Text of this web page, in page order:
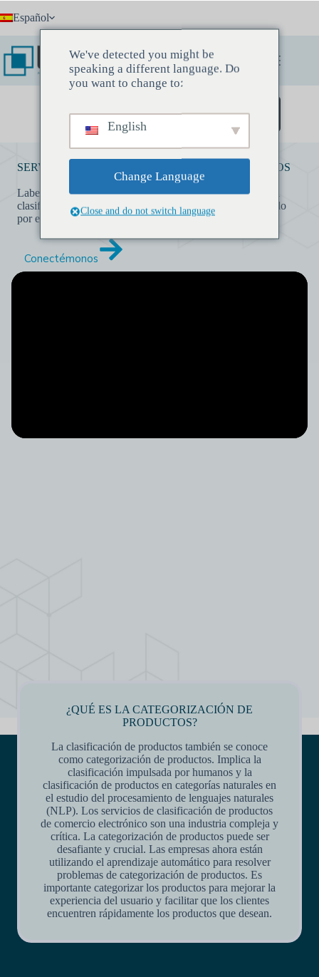
al
contenido
Español
Reserve una reunión de descubrimiento
SERVICIOS DE CATEGORIZACIÓN DE PRODUCTOS
Labelify ofrece servicios de categorización de productos al
clasificar y etiquetar todas las formas de contenido generado
por el usuario, como texto, video e imágenes.
Conectémonos
¿QUÉ ES LA CATEGORIZACIÓN DE
PRODUCTOS?
La clasificación de productos también se conoce
como categorización de productos. Implica la
clasificación impulsada por humanos y la
clasificación de productos en categorías naturales en
el estudio del procesamiento de lenguajes naturales
(NLP). Los servicios de clasificación de productos
de comercio electrónico son una industria compleja y
crítica. La categorización de productos puede ser
desafiante y crucial. Las empresas ahora están
utilizando el aprendizaje automático para resolver
problemas de categorización de productos. Es
importante categorizar los productos para mejorar la
experiencia del usuario y facilitar que los clientes
encuentren rápidamente los productos que desean.
We've detected you might be
speaking a different language. Do
you want to change to:
English
Change Language
Close and do not switch language